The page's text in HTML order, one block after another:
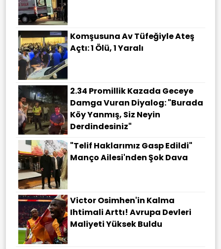
Komşusuna Av Tüfeğiyle Ateş
Açtı: 1 Ölü, 1 Yaralı
2.34 Promillik Kazada Geceye
Damga Vuran Diyalog: "Burada
Köy Yanmış, Siz Neyin
Derdindesiniz"
"Telif Haklarımız Gasp Edildi"
Manço Ailesi'nden Şok Dava
Victor Osimhen'in Kalma
Ihtimali Arttı! Avrupa Devleri
Maliyeti Yüksek Buldu